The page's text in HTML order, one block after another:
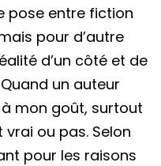
pose entre fiction
pour d’autre
d’un côté et de
un auteur
mon goût, surtout
ou pas. Selon
pour les raisons